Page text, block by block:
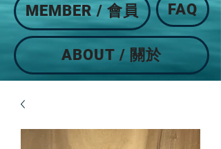
MEMBER / 會員 FAQ
ABOUT / 關於